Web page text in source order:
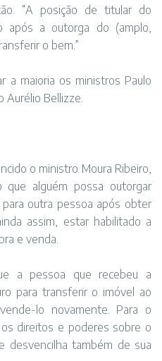
“A posição de titular do
após a outorga do (amplo,
o bem.”
a maioria os ministros Paulo
Aurélio Bellizze.
o ministro Moura Ribeiro,
que alguém possa outorgar
para outra pessoa após obter
assim, estar habilitado a
e venda.
a pessoa que recebeu a
para transferir o imóvel ao
lo novamente. Para o
direitos e poderes sobre o
desvencilha também de sua